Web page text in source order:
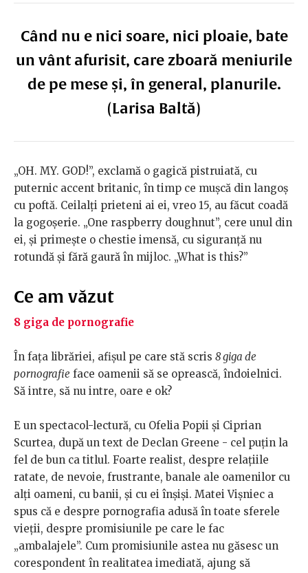
Când nu e nici soare, nici ploaie, bate
un vânt afurisit, care zboară meniurile
de pe mese și, în general, planurile.
(Larisa Baltă)
„OH. MY. GOD!”, exclamă o gagică pistruiată, cu
puternic accent britanic, în timp ce mușcă din langoș
cu poftă. Ceilalți prieteni ai ei, vreo 15, au făcut coadă
la gogoșerie. „One raspberry doughnut”, cere unul din
ei, și primește o chestie imensă, cu siguranță nu
rotundă și fără gaură în mijloc. „What is this?”
Ce am văzut
8 giga de pornografie
În fața librăriei, afișul pe care stă scris 8 giga de
pornografie face oamenii să se oprească, îndoielnici.
Să intre, să nu intre, oare e ok?
E un spectacol-lectură, cu Ofelia Popii și Ciprian
Scurtea, după un text de Declan Greene - cel puțin la
fel de bun ca titlul. Foarte realist, despre relațiile
ratate, de nevoie, frustrante, banale ale oamenilor cu
alți oameni, cu banii, și cu ei înșiși. Matei Vișniec a
spus că e despre pornografia adusă în toate sferele
vieții, despre promisiunile pe care le fac
„ambalajele”. Cum promisiunile astea nu găsesc un
corespondent în realitatea imediată, ajung să